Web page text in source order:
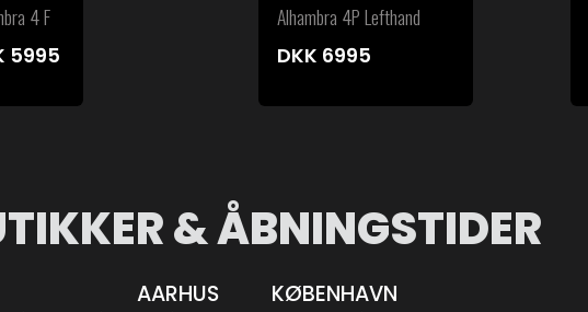
4 F
5995
Alhambra 4P Lefthand
DKK 6995
& ÅBNINGSTIDER
AARHUS KØBENHAVN